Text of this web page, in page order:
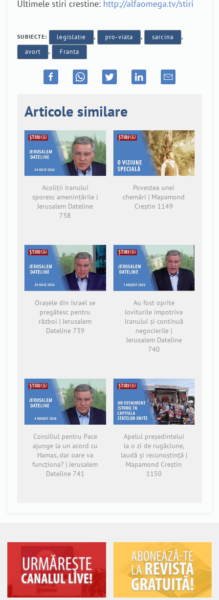
Ultimele stiri crestine: http://alfaomega.tv/stiri
SUBIECTE: legislatie , pro-viata , sarcina ,
avort , Franta
Articole similare
Acoliții Iranului
sporesc amenințările |
Jerusalem Dateline
738
Povestea unei
chemări | Mapamond
Creștin 1149
Orașele din Israel se
pregătesc pentru
război | Jerusalem
Dateline 739
Au fost oprite
loviturile împotriva
Iranului și continuă
negocierile |
Jerusalem Dateline
740
Consiliul pentru Pace
ajunge la un acord cu
Hamas, dar oare va
funcționa? | Jerusalem
Dateline 741
Apelul președintelui
la o zi de rugăciune,
laudă și recunoștință |
Mapamond Creștin
1150